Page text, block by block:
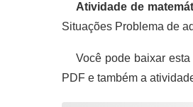
Atividade de
Situações Problema de
Você pode baixar esta
PDF e também a